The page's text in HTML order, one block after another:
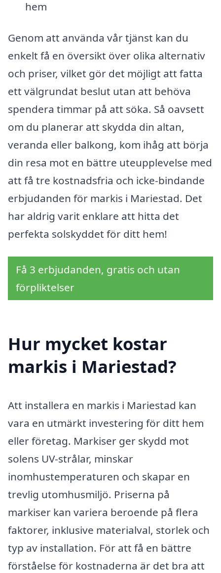
hem
Genom att använda vår tjänst kan du
enkelt få en översikt över olika alternativ
och priser, vilket gör det möjligt att fatta
ett välgrundat beslut utan att behöva
spendera timmar på att söka. Så oavsett
om du planerar att skydda din altan,
veranda eller balkong, kom ihåg att börja
din resa mot en bättre uteupplevelse med
att få tre kostnadsfria och icke-bindande
erbjudanden för markis i Mariestad. Det
har aldrig varit enklare att hitta det
perfekta solskyddet för ditt hem!
Få 3 erbjudanden, gratis och utan
förpliktelser
Hur mycket kostar
markis i Mariestad?
Att installera en markis i Mariestad kan
vara en utmärkt investering för ditt hem
eller företag. Markiser ger skydd mot
solens UV-strålar, minskar
inomhustemperaturen och skapar en
trevlig utomhusmiljö. Priserna på
markiser kan variera beroende på flera
faktorer, inklusive materialval, storlek och
typ av installation. För att få en bättre
förståelse för kostnaderna är det bra att